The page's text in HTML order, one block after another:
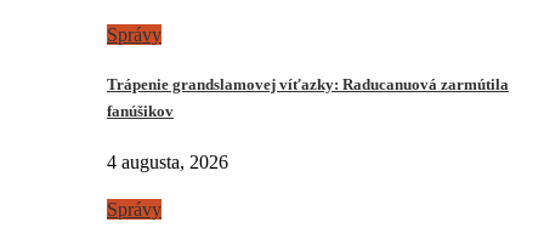
Správy
Trápenie grandslamovej víťazky: Raducanuová zarmútila
fanúšikov
4 augusta, 2026
Správy